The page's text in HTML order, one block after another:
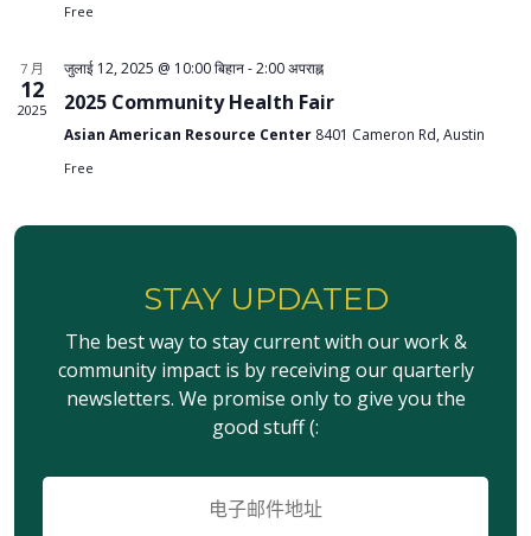
Free
7 月
12
2025
जुलाई 12, 2025 @ 10:00 बिहान-2:00 अपराह्न
2025 Community Health Fair
Asian American Resource Center 8401 Cameron Rd, Austin
Free
STAY UPDATED
The best way to stay current with our work &
community impact is by receiving our quarterly
newsletters. We promise only to give you the
good stuff (:
子